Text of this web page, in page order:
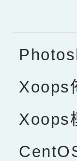
Xoops
Xoops